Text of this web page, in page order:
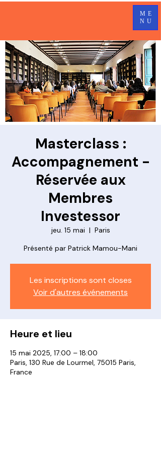
ME
NU
Masterclass :
Accompagnement -
Réservée aux
Membres
Investessor
jeu. 15 mai
  |
Paris
Présenté par Patrick Mamou-Mani
Les inscriptions sont closes
Voir d'autres événements
Heure et lieu
15 mai 2025, 17:00 – 18:00
Paris, 130 Rue de Lourmel, 75015 Paris,
France